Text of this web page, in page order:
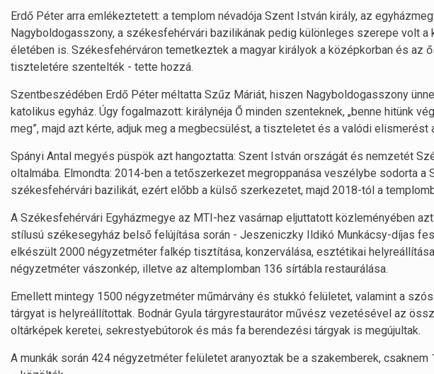
Erdő Péter arra emlékeztetett: a templom névadója Szent István király, az
Nagyboldogasszony, a székesfehérvári bazilikának pedig különleges szerepe volt
életében is. Székesfehérváron temetkeztek a magyar királyok a középkorban és az
tiszteletére szentelték - tette hozzá.
Szentbeszédében Erdő Péter méltatta Szűz Máriát, hiszen Nagyboldogasszony
katolikus egyház. Úgy fogalmazott: királynéja Ő minden szenteknek, „benne hitünk
meg”, majd azt kérte, adjuk meg a megbecsülést, a tiszteletet és a valódi elismerést
Spányi Antal megyés püspök azt hangoztatta: Szent István országát és nemzetét
oltalmába. Elmondta: 2014-ben a tetőszerkezet megroppanása veszélybe sodorta a
székesfehérvári bazilikát, ezért előbb a külső szerkezetet, majd 2018-tól a
A Székesfehérvári Egyházmegye az MTI-hez vasárnap eljuttatott közleményében
stílusú székesegyház belső felújítása során - Jeszeniczky Ildikó Munkácsy-díjas
elkészült 2000 négyzetméter falkép tisztítása, konzerválása, esztétikai
négyzetméter vászonkép, illetve az altemplomban 136 sírtábla restaurálása.
Emellett mintegy 1500 négyzetméter műmárvány és stukkó felületet, valamint a
tárgyat is helyreállítottak. Bodnár Gyula tárgyrestaurátor művész vezetésével az
oltárképek keretei, sekrestyebútorok és más fa berendezési tárgyak is megújultak.
A munkák során 424 négyzetméter felületet aranyoztak be a szakemberek, csaknem